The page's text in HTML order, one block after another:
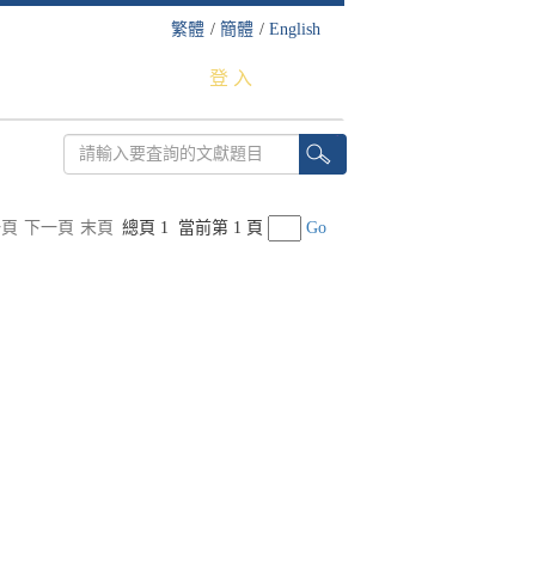
繁體 / 簡體 / English
登 入
下一頁 末頁 總頁 1 當前第 1 頁 Go